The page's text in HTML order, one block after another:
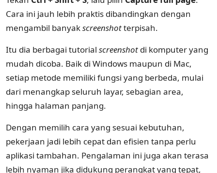
Cara ini jauh lebih praktis dibandingkan dengan
mengambil banyakscreenshotterpisah.
Itu dia berbagai tutorial screenshot di komputer yang
mudah dicoba. Baik di Windows maupun di Mac,
setiap metode memiliki fungsi yang berbeda, mulai
dari menangkap seluruh layar, sebagian area,
hingga halaman panjang.
Dengan memilih cara yang sesuai kebutuhan,
pekerjaan jadi lebih cepat dan efisien tanpa perlu
aplikasi tambahan. Pengalaman ini juga akan terasa
lebih nyaman jika didukung perangkat yang tepat,